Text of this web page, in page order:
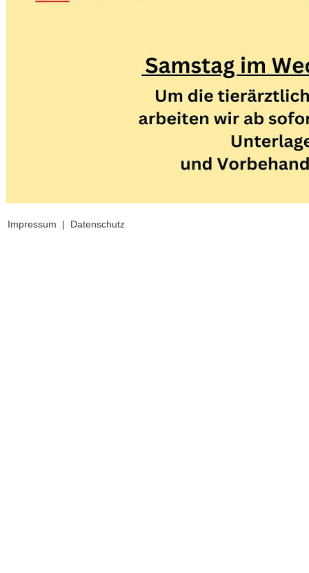
Impressum | Datenschutz